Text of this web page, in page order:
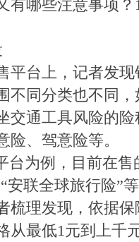
有哪些注意事项
台上，记者发现
不同分类也不同
交通工具风险的
险、驾意险等。
为例，目前在售
安联全球旅行险”
理发现，依据保
从最低1元到上千